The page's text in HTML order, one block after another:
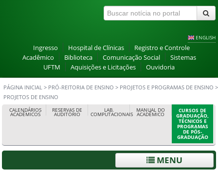
ENGLISH
Ingresso Hospital de Clínicas
Registro e Controle
Acadêmico
Biblioteca Comunicação Social
Sistemas
UFTM
Aquisições e Licitações Ouvidoria
PÁGINA INICIAL > PRÓ-REITORIA DE ENSINO > PROJETOS E PROGRAMAS DE ENSINO >
PROJETOS DE ENSINO
CALENDÁRIOS
ACADÊMICOS
RESERVAS DE
AUDITÓRIO
LAB.
COMPUTACIONAIS
MANUAL DO
ACADÊMICO
CURSOS DE
GRADUAÇÃO,
TÉCNICOS E
PROGRAMAS
DE PÓS-
GRADUAÇÃO
MENU